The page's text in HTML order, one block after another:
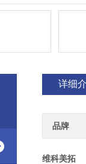
详细
品牌
维科美拓